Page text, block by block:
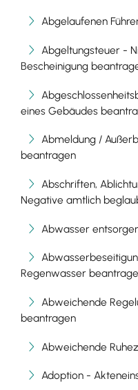
Abgelaufenen
Abgeltungsteuer -
Bescheinigung
eines Gebäudes
Abmeldung /
beantragen
Abschriften,
Negative amtlich
Abwasser
Regenwasser
Abweichende
beantragen
Abweichende
Adoption -